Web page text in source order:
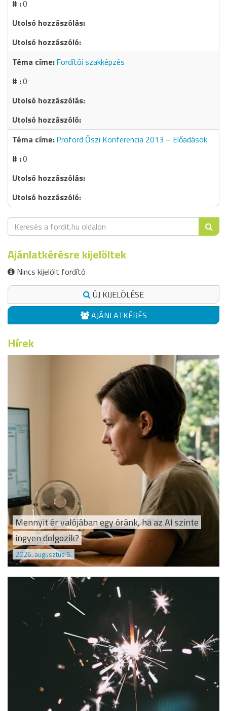
0
Fordítói szakképzés
0
Proford Őszi Konferencia 2013 – Előadások
0
Ajánlatkérésre kijelöltek
Nincs kijelölt fordító
ÚJ KIJELÖLÉSE
AJÁNLATKÉRÉS
Hírek
Mennyit ér valójában egy óránk, ha az AI szinte
ingyen dolgozik?
2026. augusztus 5.